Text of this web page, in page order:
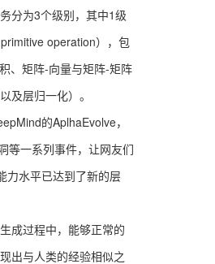
分为3个级别，其中1级
operation），包
、矩阵-向量与矩阵-矩阵
及层归一化）。
的AplhaEvolve，
等一系列事件，让网友们
力水平已达到了新的层
过程中，能够正常的
出与人类的经验相似之